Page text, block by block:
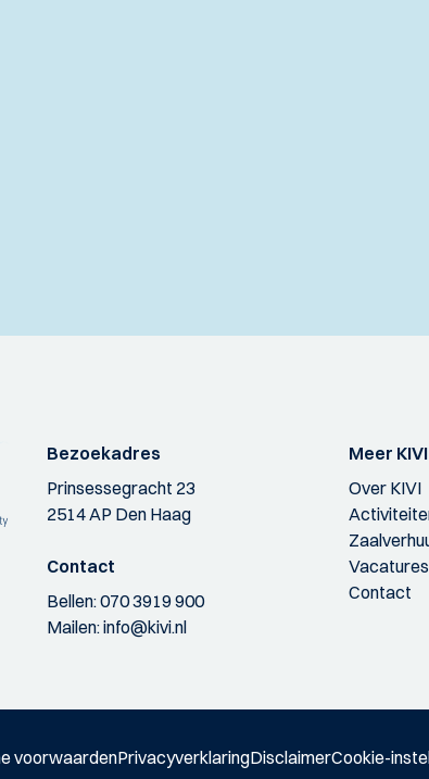
Bezoekadres
Prinsessegracht 23
2514 AP Den Haag
Contact
Bellen:070 3919 900
Mailen:info@kivi.nl
Meer KIVI
Over KIVI
Vacatures
Contact
voorwaardenPrivacyverklaringDisclaimerCookie-